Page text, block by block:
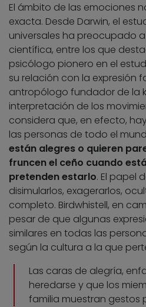
El ámbito de las emociones
exacta. Desde Darwin, el
universales ha preocupado
científica, entre los que
psicólogo pionero en el
su relación con la expresión
antropólogo fundador de la
interpretación de los
considera que, en efecto,
las personas de todo el
están alegres o quieren
fruncen el ceño cuando
pretenden estarlo. El papel
disimularlos, exagerarlos,
completo. Birdwhistell, en
pesar de que algunas
similares en todas las
según la cultura a la que
Las caras de alegría,
heredarse y que los
familia muestran gestos